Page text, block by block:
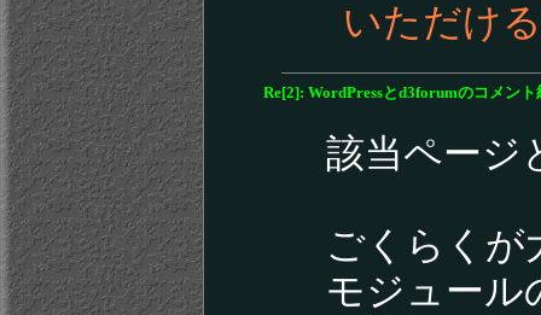
いただけ
Re[2]: WordPressとd3forumのコメント
該当ページ
ごくらくが
モジュール